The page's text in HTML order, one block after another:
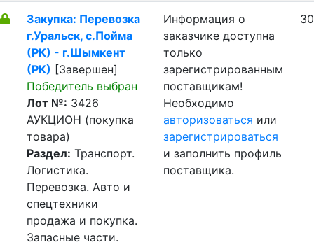
Закупка: Перевозка
г.Уральск, с.Пойма
(РК) - г.Шымкент
(РК) [Завершен]
Победитель выбран
Лот №: 3426
АУКЦИОН (покупка
товара)
Раздел: Транспорт.
Логистика.
Перевозка. Авто и
спецтехники
продажа и покупка.
Запасные части.
Информация о
заказчике доступна
только
зарегистрированным
поставщикам!
Необходимо
авторизоваться или
зарегистрироваться
и заполнить профиль
поставщика.